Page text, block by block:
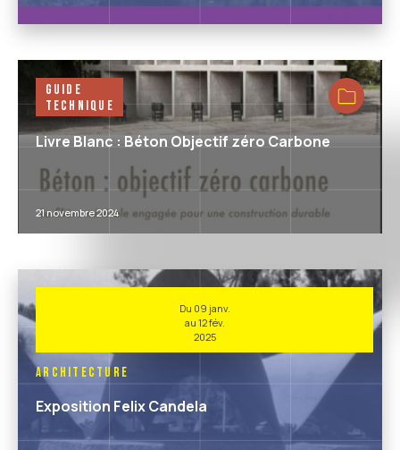
Guide
Technique
Livre Blanc : Béton Objectif zéro Carbone
21 novembre 2024
Du 09 janv.
au 12 fév.
2025
Architecture
Exposition Felix Candela